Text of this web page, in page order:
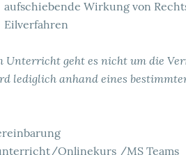
aufschiebende Wirkung von
Eilverfahren
Unterricht geht es nicht um die
lediglich anhand eines
Onlinekurs /MS Teams